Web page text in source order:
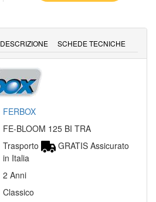
DESCRIZIONE SCHEDE TECNICHE
FERBOX
FE-BLOOM 125 BI TRA
Trasporto
GRATIS Assicurato
in Italia
2 Anni
Classico